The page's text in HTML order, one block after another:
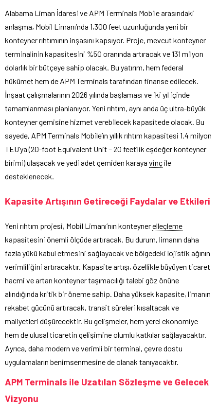
Alabama Liman İdaresi ve APM Terminals Mobile arasındaki
anlaşma, Mobil Limanı’nda 1,300 feet uzunluğunda yeni bir
konteyner rıhtımının inşasını kapsıyor. Proje, mevcut konteyner
terminalinin kapasitesini %50 oranında artıracak ve 131 milyon
dolarlık bir bütçeye sahip olacak. Bu yatırım, hem federal
hükümet hem de APM Terminals tarafından finanse edilecek.
İnşaat çalışmalarının 2026 yılında başlaması ve iki yıl içinde
tamamlanması planlanıyor. Yeni rıhtım, aynı anda üç ultra-büyük
konteyner gemisine hizmet verebilecek kapasitede olacak. Bu
sayede, APM Terminals Mobile’ın yıllık rıhtım kapasitesi 1.4 milyon
TEU’ya (20-foot Equivalent Unit – 20 feet’lik eşdeğer konteyner
birimi) ulaşacak ve yedi adet gemiden karaya vinç ile
desteklenecek.
Kapasite Artışının Getireceği Faydalar ve Etkileri
Yeni rıhtım projesi, Mobil Limanı’nın konteynerelleçleme
kapasitesini önemli ölçüde artıracak. Bu durum, limanın daha
fazla yükü kabul etmesini sağlayacak ve bölgedeki lojistik ağının
verimliliğini artıracaktır. Kapasite artışı, özellikle büyüyen ticaret
hacmi ve artan konteyner taşımacılığı talebi göz önüne
alındığında kritik bir öneme sahip. Daha yüksek kapasite, limanın
rekabet gücünü artıracak, transit süreleri kısaltacak ve
maliyetleri düşürecektir. Bu gelişmeler, hem yerel ekonomiye
hem de ulusal ticaretin gelişimine olumlu katkılar sağlayacaktır.
Ayrıca, daha modern ve verimli bir terminal, çevre dostu
uygulamaların benimsenmesine de olanak tanıyacaktır.
APM Terminals ile Uzatılan Sözleşme ve Gelecek
Vizyonu